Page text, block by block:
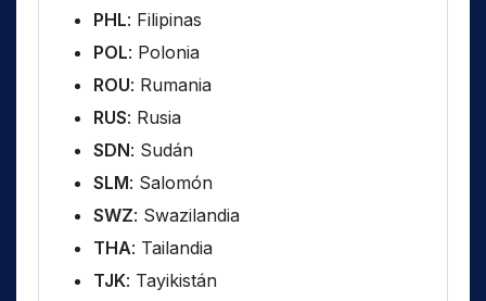
PHL: Filipinas
POL: Polonia
ROU: Rumania
RUS: Rusia
SDN: Sudán
SLM: Salomón
SWZ: Swazilandia
THA: Tailandia
TJK: Tayikistán